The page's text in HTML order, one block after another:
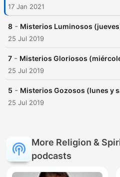
17 Jan 2021
8 - Misterios Luminosos
25 Jul 2019
7 - Misterios Gloriosos
25 Jul 2019
5 - Misterios Gozosos (lunes y
25 Jul 2019
More Religion &
podcasts